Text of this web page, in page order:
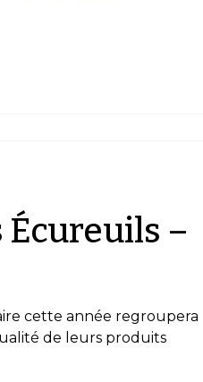
Écureuils –
cette année regroupera
de leurs produits